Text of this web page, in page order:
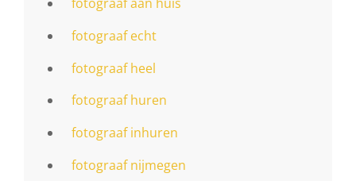
fotograaf echt
fotograaf heel
fotograaf huren
fotograaf inhuren
fotograaf nijmegen